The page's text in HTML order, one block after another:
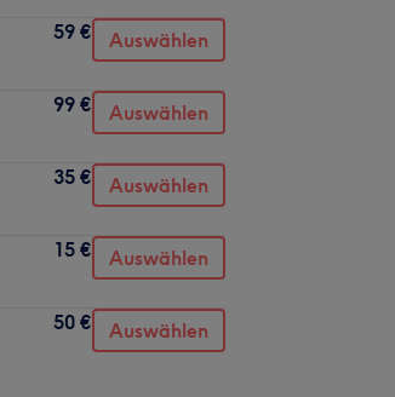
59 € Auswählen
99 € Auswählen
35 € Auswählen
15 € Auswählen
50 € Auswählen